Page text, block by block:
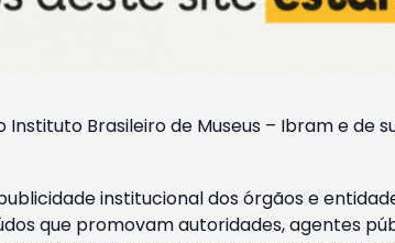
Brasileiro de Museus – Ibram e de
institucional dos órgãos e
que promovam autoridades, agentes